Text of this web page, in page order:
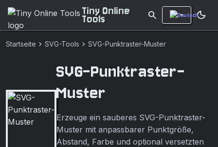
Tiny Online
Tools search dark_mode
Startseite chevron_right SVG-Tools chevron_right SVG-Punktraster-Muster
SVG-Punktraster-
Muster
Erzeuge ein sauberes SVG-Punktraster-
Muster mit anpassbarer Punktgröße,
Abstand, Farbe und optional versetzten